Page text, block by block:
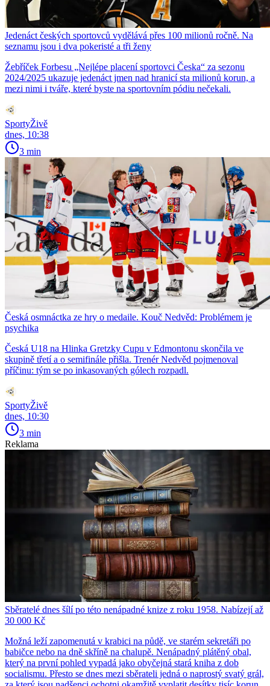
Jedenáct českých sportovců vydělává přes 100 milionů ročně. Na
seznamu jsou i dva pokeristé a tři ženy
Žebříček Forbesu „Nejlépe placení sportovci Česka“ za sezonu
2024/2025 ukazuje jedenáct jmen nad hranicí sta milionů korun, a
mezi nimi i tváře, které byste na sportovním pódiu nečekali.
SportyŽivě
dnes, 10:38
3 min
Česká osmnáctka ze hry o medaile. Kouč Nedvěd: Problémem je
psychika
Česká U18 na Hlinka Gretzky Cupu v Edmontonu skončila ve
skupině třetí a o semifinále přišla. Trenér Nedvěd pojmenoval
příčinu: tým se po inkasovaných gólech rozpadl.
SportyŽivě
dnes, 10:30
3 min
Reklama
Sběratelé dnes šílí po této nenápadné knize z roku 1958. Nabízejí až
30 000 Kč
Možná leží zapomenutá v krabici na půdě, ve starém sekretáři po
babičce nebo na dně skříně na chalupě. Nenápadný plátěný obal,
který na první pohled vypadá jako obyčejná stará kniha z dob
socialismu. Přesto se dnes mezi sběrateli jedná o naprostý svatý grál,